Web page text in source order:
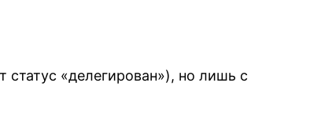
«делегирован»), но лишь с